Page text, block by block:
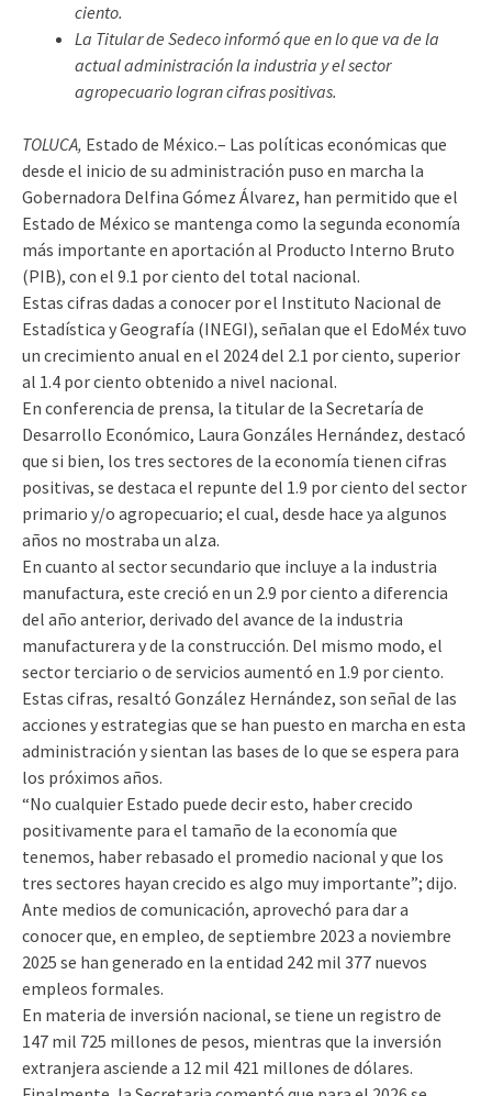
ciento.
La Titular de Sedeco informó que en lo que va de la
actual administración la industria y el sector
agropecuario logran cifras positivas.
TOLUCA, Estado de México.– Las políticas económicas que
desde el inicio de su administración puso en marcha la
Gobernadora Delfina Gómez Álvarez, han permitido que el
Estado de México se mantenga como la segunda economía
más importante en aportación al Producto Interno Bruto
(PIB), con el 9.1 por ciento del total nacional.
Estas cifras dadas a conocer por el Instituto Nacional de
Estadística y Geografía (INEGI), señalan que el EdoMéx tuvo
un crecimiento anual en el 2024 del 2.1 por ciento, superior
al 1.4 por ciento obtenido a nivel nacional.
En conferencia de prensa, la titular de la Secretaría de
Desarrollo Económico, Laura Gonzáles Hernández, destacó
que si bien, los tres sectores de la economía tienen cifras
positivas, se destaca el repunte del 1.9 por ciento del sector
primario y/o agropecuario; el cual, desde hace ya algunos
años no mostraba un alza.
En cuanto al sector secundario que incluye a la industria
manufactura, este creció en un 2.9 por ciento a diferencia
del año anterior, derivado del avance de la industria
manufacturera y de la construcción. Del mismo modo, el
sector terciario o de servicios aumentó en 1.9 por ciento.
Estas cifras, resaltó González Hernández, son señal de las
acciones y estrategias que se han puesto en marcha en esta
administración y sientan las bases de lo que se espera para
los próximos años.
“No cualquier Estado puede decir esto, haber crecido
positivamente para el tamaño de la economía que
tenemos, haber rebasado el promedio nacional y que los
tres sectores hayan crecido es algo muy importante”; dijo.
Ante medios de comunicación, aprovechó para dar a
conocer que, en empleo, de septiembre 2023 a noviembre
2025 se han generado en la entidad 242 mil 377 nuevos
empleos formales.
En materia de inversión nacional, se tiene un registro de
147 mil 725 millones de pesos, mientras que la inversión
extranjera asciende a 12 mil 421 millones de dólares.